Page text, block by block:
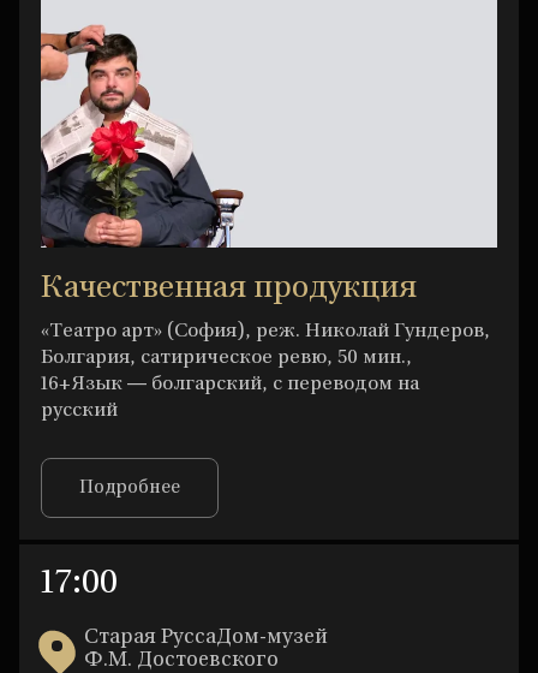
Качественная продукция
«Театро арт» (София), реж. Николай Гундеров,
Болгария, сатирическое ревю, 50 мин.,
16+Язык — болгарский, с переводом на
русский
Подробнее
17:00
Старая РуссаДом-музей
Ф.М. Достоевского